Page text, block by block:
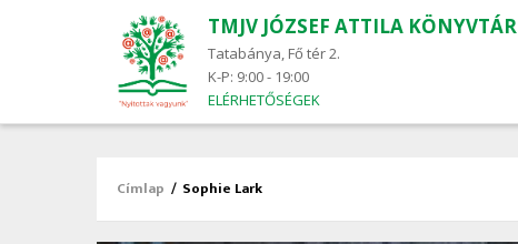
TMJV JÓZSEF ATTILA KÖNYVTÁR
Tatabánya, Fő tér 2.
K-P: 9:00 - 19:00
ELÉRHETŐSÉGEK
Main
navigation
Morzsa
Címlap / Sophie Lark